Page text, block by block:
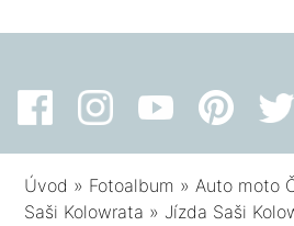
Úvod » Fotoalbum »Auto moto
Saši Kolowrata » Jízda Saši